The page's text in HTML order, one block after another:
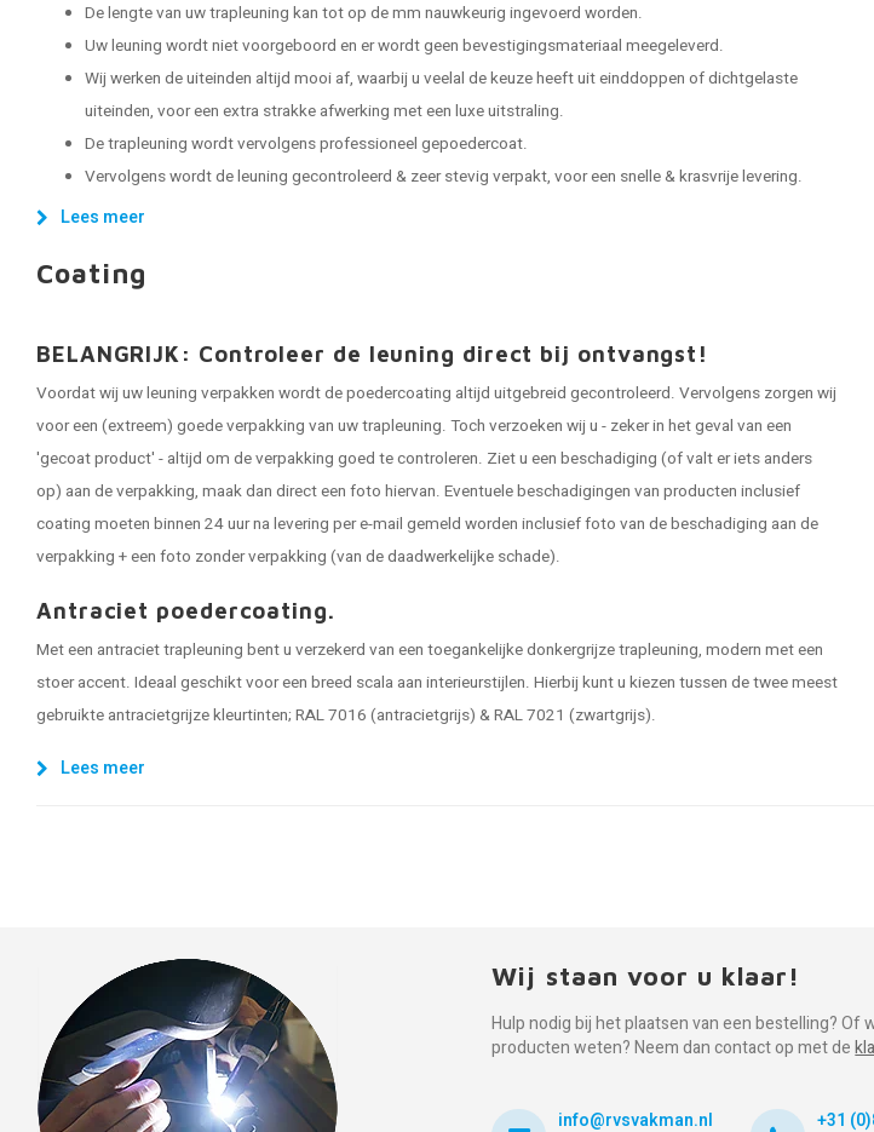
De lengte van uw trapleuning kan tot op de mm nauwkeurig ingevoerd worden.
Uw leuning wordt niet voorgeboord en er wordt geen bevestigingsmateriaal meegeleverd.
Wij werken de uiteinden altijd mooi af, waarbij u veelal de keuze heeft uit einddoppen of dichtgelaste
uiteinden, voor een extra strakke afwerking met een luxe uitstraling.
De trapleuning wordt vervolgens professioneel gepoedercoat.
Vervolgens wordt de leuning gecontroleerd & zeer stevig verpakt, voor een snelle & krasvrije levering.
Lees meer
Coating
BELANGRIJK: Controleer de leuning direct bij ontvangst!
Voordat wij uw leuning verpakken wordt de poedercoating altijd uitgebreid gecontroleerd. Vervolgens zorgen wij
voor een (extreem) goede verpakking van uw trapleuning. Toch verzoeken wij u - zeker in het geval van een
'gecoat product' - altijd om de verpakking goed te controleren. Ziet u een beschadiging (of valt er iets anders
op) aan de verpakking, maak dan direct een foto hiervan. Eventuele beschadigingen van producten inclusief
coating moeten binnen 24 uur na levering per e-mail gemeld worden inclusief foto van de beschadiging aan de
verpakking + een foto zonder verpakking (van de daadwerkelijke schade).
Antraciet poedercoating.
Met een antraciet trapleuning bent u verzekerd van een toegankelijke donkergrijze trapleuning, modern met een
stoer accent. Ideaal geschikt voor een breed scala aan interieurstijlen. Hierbij kunt u kiezen tussen de twee meest
gebruikte antracietgrijze kleurtinten; RAL 7016 (antracietgrijs) & RAL 7021 (zwartgrijs).
Lees meer
Wij staan voor u klaar!
Hulp nodig bij het plaatsen van een bestelling? Of
producten weten? Neem dan contact op met de
info@rvsvakman.nl +31